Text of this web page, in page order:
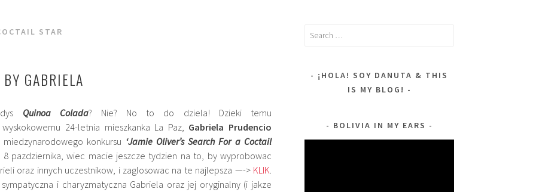
STAR
GABRIELA
Quinoa Colada? Nie? No to do dziela! Dzieki temu
24-letnia mieszkanka La Paz, Gabriela Prudencio
konkursu ‘Jamie Oliver’s Search For a Coctail
8 pazdziernika, wiec macie jeszcze tydzien na to, by wyprobowac
oraz innych uczestnikow, i zaglosowac na te najlepsza —->KLIK.
i charyzmatyczna Gabriela oraz jej oryginalny (i jakze
Search
¡HOLA! SOY DANUTA & THIS
IS MY BLOG!
BOLIVIA IN MY EARS